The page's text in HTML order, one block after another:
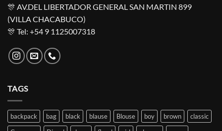
🎊 AV.DEL LIBERTADOR GENERAL SAN MARTIN 899
(VILLA CHACABUCO)
🎊 Tel: +54 9 1125007318
TAGS
backpack bag black blause Blouse boy brown
classic